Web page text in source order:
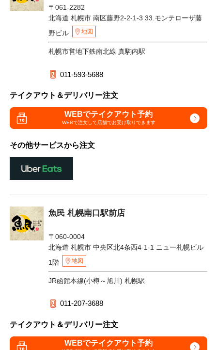
〒061-2282
北海道 札幌市 南区藤野2-2-1-3 33.モンテローザ藤
野ビル
地図
札幌市営地下鉄南北線 真駒内駅
011-593-5688
テイクアウト＆デリバリー注文
WEBでテイクアウト予約
WEBで注文して店舗でお受け取りできます
その他サービスから注文
魚民 札幌南口駅前店
〒060-0004
北海道 札幌市 中央区北4条西4-1-1 ニュー札幌ビル
1階
地図
JR函館本線(小樽～旭川) 札幌駅
011-207-3688
テイクアウト＆デリバリー注文
WEBでテイクアウト予約